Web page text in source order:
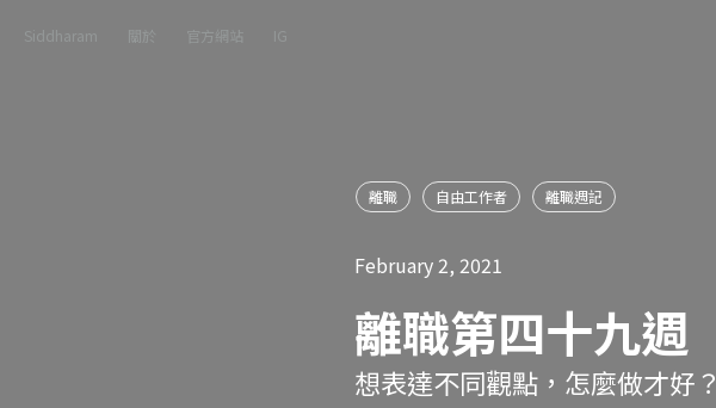
Siddharam 關於 官方網站 IG
離職 自由工作者 離職週記
February 2, 2021
離職第四十九週
想表達不同觀點，怎麼做才好？